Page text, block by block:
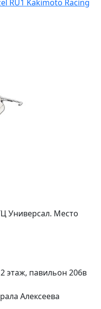
RU1 Kakimoto Racing
Универсал. Место
этаж, павильон 206в
Алексеева